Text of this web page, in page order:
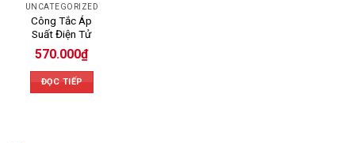
UNCATEGORIZED
Công Tắc Áp
Suất Điện Tử
570.000₫
ĐỌC TIẾP